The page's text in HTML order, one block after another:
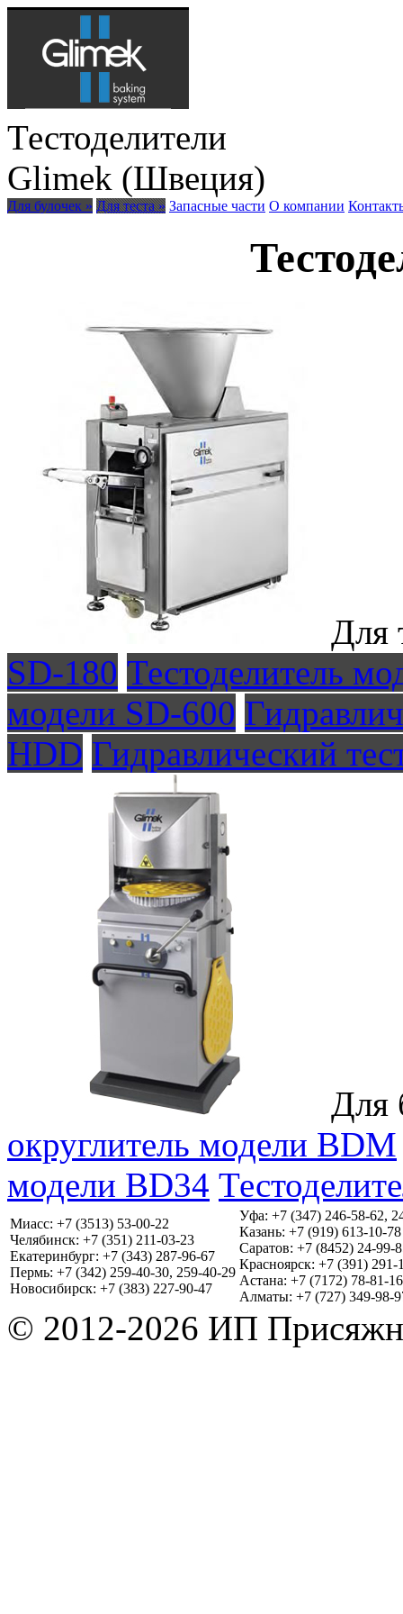
Тестоделители
Glimek (Швеция)
Для булочек » Для теста » Запасные части О компании
Для
SD-180 Тестоделитель
модели SD-600
HDD Гидравлический
Для
округлитель модели BDM
модели BD34
Миасс: +7 (3513) 53-00-22
Челябинск: +7 (351) 211-03-23
Екатеринбург: +7 (343) 287-96-67
Пермь: +7 (342) 259-40-30, 259-40-29
Новосибирск: +7 (383) 227-90-47
Уфа: +7 (347) 246-58-62,
Казань: +7 (919) 613-10-78
Саратов: +7 (8452) 24-99-
Красноярск: +7 (391) 291-
Астана: +7 (7172) 78-81-16
Алматы: +7 (727) 349-98-
© 2012-2026 ИП